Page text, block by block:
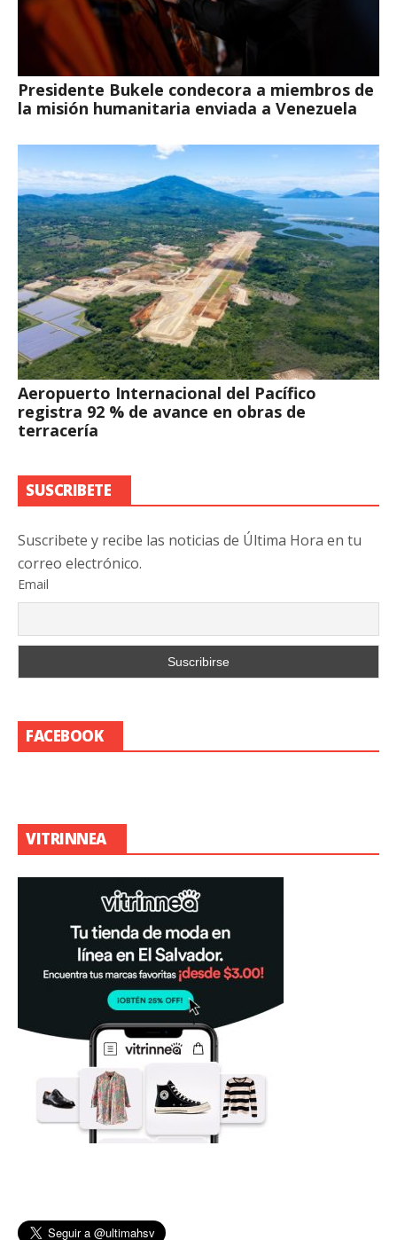
Presidente Bukele condecora a miembros de
la misión humanitaria enviada a Venezuela
Aeropuerto Internacional del Pacífico
registra 92 % de avance en obras de
terracería
SUSCRIBETE
Suscribete y recibe las noticias de Última Hora en tu
correo electrónico.
Email
FACEBOOK
VITRINNEA